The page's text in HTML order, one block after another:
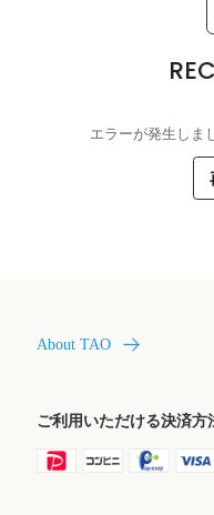
エラーが発生しま
About TAO
ご利用いただける決済方